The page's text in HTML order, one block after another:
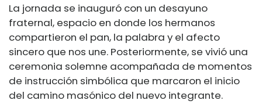
La jornada se inauguró con un desayuno
fraternal, espacio en donde los hermanos
compartieron el pan, la palabra y el afecto
sincero que nos une. Posteriormente, se vivió una
ceremonia solemne acompañada de momentos
de instrucción simbólica que marcaron el inicio
del camino masónico del nuevo integrante.